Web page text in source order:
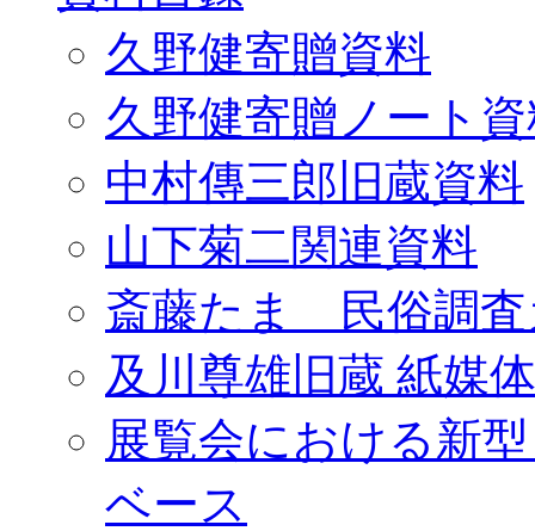
久野健寄贈資料
久野健寄贈ノート
中村傳三郎旧蔵資料
山下菊二関連資料
斎藤たま 民俗調査
及川尊雄旧蔵 紙媒
展覧会における新
ベース